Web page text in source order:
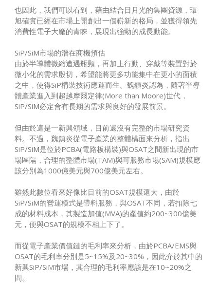
也因此，我們可以看到，藉由結合日月光的集團資源，環
旭確實已經在市場上開創出一個嶄新的格局，並獲得領先
消費性電子大廠的青睞，展現出強勁的成長動能。
SiP/SiM市場的潛在商機預估
由於半導體微縮遭遇瓶頸，再加上行動、穿戴等裝置對於
微小化的需求殷切，希望能將更多功能集中在更小的面積
之中，使得SiP構裝技術應運而生。魏鎮炎認為，隨著半導
體產業進入到超越摩爾定律(More than Moore)世代，
SiP/SiM必定會有長期的需求與良好的發展前景。
但由於這是一新興領域，目前還沒有完整的市場研究資
料。不過，魏鎮炎從電子產業的整體構面來分析，指出
SiP/SiM是位於PCBA(電路板構裝)與OSAT之間新出現的市
場區隔，合理的整體市場(TAM)與可服務市場(SAM)規模應
該分別為1000億美元與700億美元左右。
雖然此數位看來好像比目前的OSAT規模還大，由於
SiP/SiM的營運模式是帶料服務，與OSAT不同，若扣除七
成的材料成本，其製造加值(MVA)的產值約200~300億美
元，便與OSAT的規模不相上下了。
而從電子產業價值鏈的毛利率來分析，由於PCBA/EMS與
OSAT的毛利率分別是5~15%及20~30%，因此介於其中的
新興SiP/SiM市場，其合理的毛利率應該是在10~20%之
間。